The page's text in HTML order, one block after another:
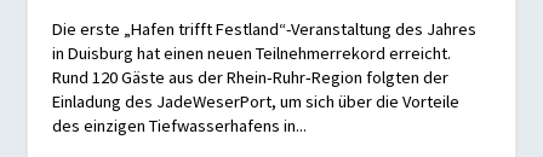
Die erste „Hafen trifft Festland“-Veranstaltung des Jahres
in Duisburg hat einen neuen Teilnehmerrekord erreicht.
Rund 120 Gäste aus der Rhein‑Ruhr‑Region folgten der
Einladung des JadeWeserPort, um sich über die Vorteile
des einzigen Tiefwasserhafens in...